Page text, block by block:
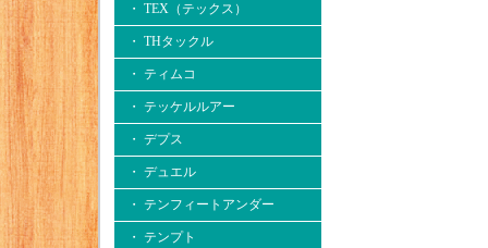
・ TEX（テックス）
・ THタックル
・ ティムコ
・ テッケルルアー
・ デプス
・ デュエル
・ テンフィートアンダー
・ テンプト